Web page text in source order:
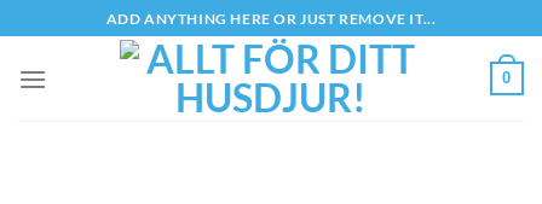
to
content
ADD ANYTHING HERE OR JUST REMOVE IT...
0